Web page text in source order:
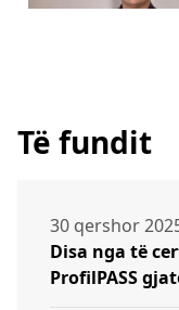
Të fundit
30 qershor
Disa nga të
ProfilPASS